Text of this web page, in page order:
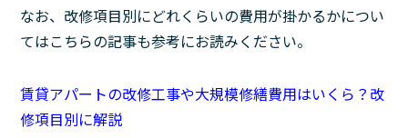
なお、改修項目別にどれくらいの費用が掛かるかについ
てはこちらの記事も参考にお読みください。
賃貸アパートの改修工事や大規模修繕費用はいくら？改
修項目別に解説